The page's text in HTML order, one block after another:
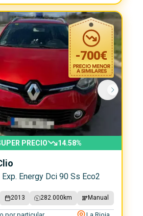
-700€
PRECIO 14.58%
Exp. Energy Dci 90 Ss Eco2
2013 282.000 km Manual